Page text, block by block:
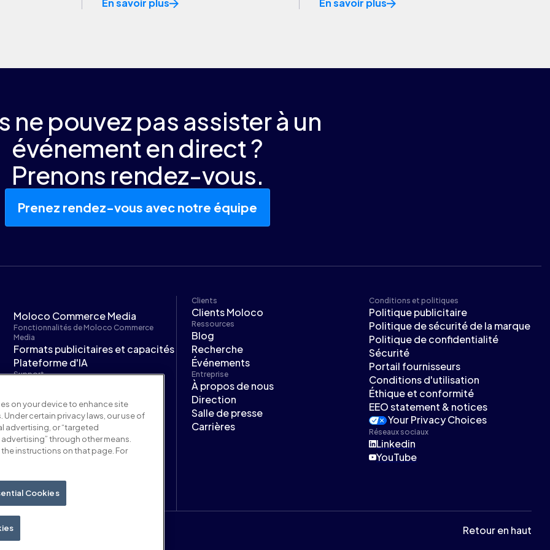
En savoir plus En savoir plus
ne pouvez pas assister à un
événement en direct ?
Prenons rendez-vous.
Prenez rendez-vous avec notre équipe
Moloco Commerce Media
Fonctionnalités de Moloco Commerce
Media
Formats publicitaires et capacités
Plateforme d'IA
Support
Commerce Media
Moloco Next
Clients
Clients Moloco
Ressources
Blog
Recherche
Événements
Entreprise
À propos de nous
Direction
Salle de presse
Carrières
Conditions et politiques
Politique publicitaire
Politique de sécurité de la marque
Politique de confidentialité
Sécurité
Portail fournisseurs
Conditions d'utilisation
Éthique et conformité
EEO statement & notices
Your Privacy Choices
Réseaux sociaux
Linkedin
YouTube
Retour en haut
on your device to enhance site
certain privacy laws, our use of
advertising, or “targeted
through other means.
instructions on that page. For
Cookies